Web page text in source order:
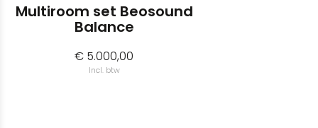
Multiroom set Beosound
Balance
€ 5.000,00
Incl. btw